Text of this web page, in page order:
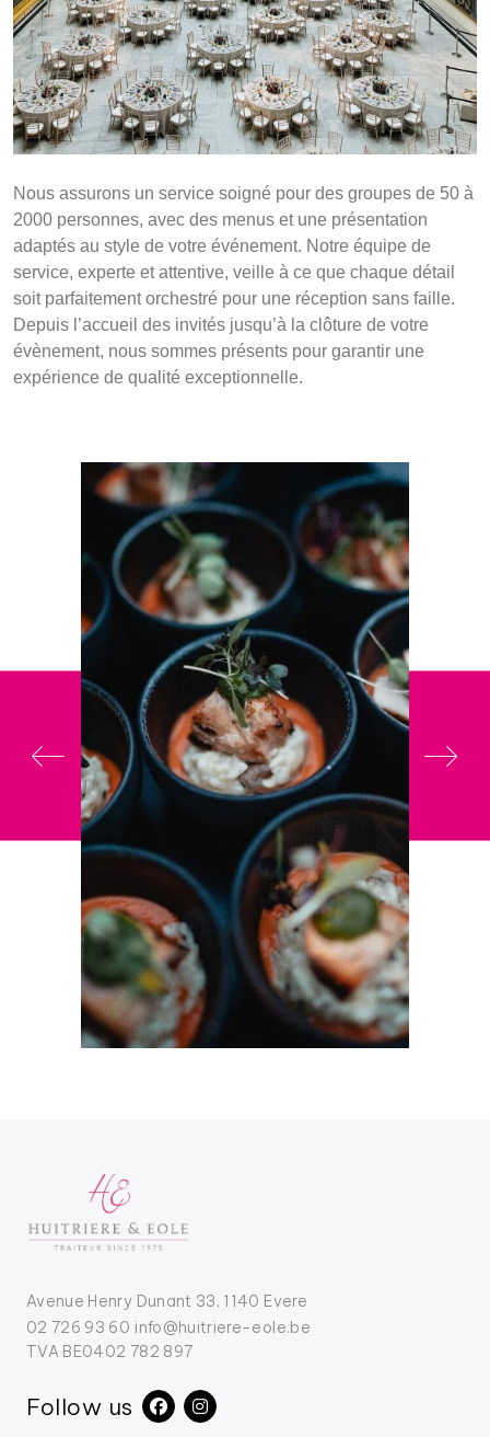
Nous assurons un service soigné pour des groupes de 50 à
2000 personnes, avec des menus et une présentation
adaptés au style de votre événement. Notre équipe de
service, experte et attentive, veille à ce que chaque détail
soit parfaitement orchestré pour une réception sans faille.
Depuis l’accueil des invités jusqu’à la clôture de votre
évènement, nous sommes présents pour garantir une
expérience de qualité exceptionnelle.
Avenue Henry Dunant 33, 1140 Evere
02 726 93 60 info@huitriere-eole.be
TVA BE0402 782 897
Follow us